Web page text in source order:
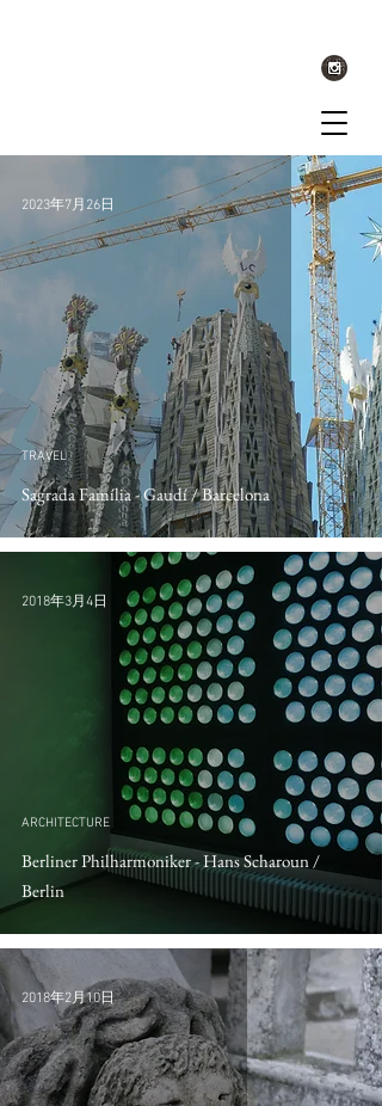
Sagrada Família - Gaudí / Barcelona
TRAVEL
2023年7月26日
Berliner Philharmoniker - Hans Scharoun /
Berlin
ARCHITECTURE
2018年3月4日
2018年2月10日